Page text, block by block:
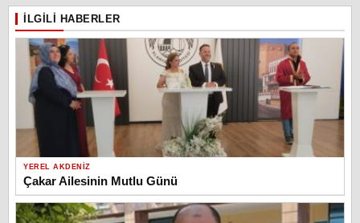
İLGILI HABERLER
YEREL AKDENIZ
Çakar Ailesinin Mutlu Günü